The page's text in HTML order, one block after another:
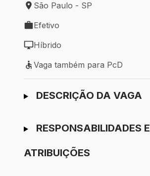
Local de trabalho: São Paulo - SP
São Paulo - SP
Tipo de vaga: Efetivo
Efetivo
Modelo de trabalho: Híbrido
Híbrido
Vaga também para PcD
Vaga também para PcD
Ir para candidatura
DESCRIÇÃO DA VAGA
RESPONSABILIDADES E
ATRIBUIÇÕES